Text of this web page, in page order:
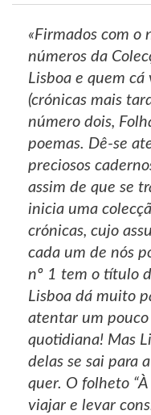
«Firmados com o
números da
Lisboa e quem
(crónicas mais
número dois,
poemas. Dê-se
preciosos
assim de que se
inicia uma
crónicas, cujo
cada um de nós
nº 1 tem o título
Lisboa dá muito
atentar um
quotidiana! Mas
delas se sai para
quer. O folheto
viajar e levar